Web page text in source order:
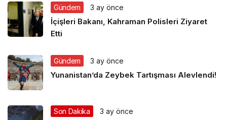
Gündem 3 ay önce
İçişleri Bakanı, Kahraman Polisleri Ziyaret
Etti
Gündem 3 ay önce
Yunanistan’da Zeybek Tartışması Alevlendi!
Son Dakika 3 ay önce